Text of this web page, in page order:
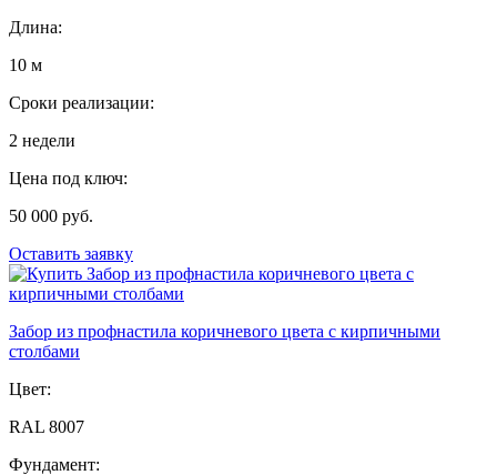
Длина:
10 м
Сроки реализации:
2 недели
Цена под ключ:
50 000 руб.
Оставить заявку
Забор из профнастила коричневого цвета с кирпичными
столбами
Цвет:
RAL 8007
Фундамент: